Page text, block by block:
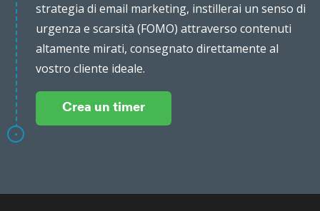
strategia di email marketing, instillerai un senso di
urgenza e scarsità (FOMO) attraverso contenuti
altamente mirati, consegnato direttamente al
vostro cliente ideale.
Crea un timer